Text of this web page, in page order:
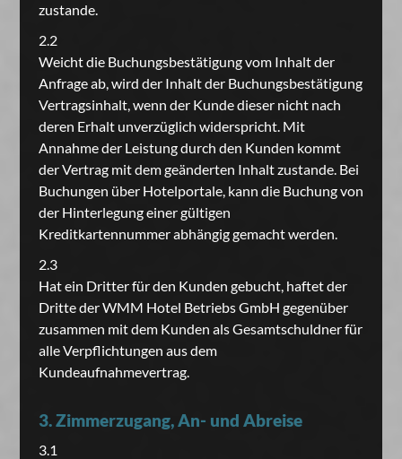
zustande.
2.2
Weicht die Buchungsbestätigung vom Inhalt der
Anfrage ab, wird der Inhalt der Buchungsbestätigung
Vertragsinhalt, wenn der Kunde dieser nicht nach
deren Erhalt unverzüglich widerspricht. Mit
Annahme der Leistung durch den Kunden kommt
der Vertrag mit dem geänderten Inhalt zustande. Bei
Buchungen über Hotelportale, kann die Buchung von
der Hinterlegung einer gültigen
Kreditkartennummer abhängig gemacht werden.
2.3
Hat ein Dritter für den Kunden gebucht, haftet der
Dritte der WMM Hotel Betriebs GmbH gegenüber
zusammen mit dem Kunden als Gesamtschuldner für
alle Verpflichtungen aus dem
Kundeaufnahmevertrag.
3. Zimmerzugang, An- und Abreise
3.1